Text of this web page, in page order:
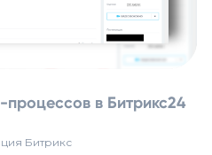
процессов в Битрикс24
Битрикс